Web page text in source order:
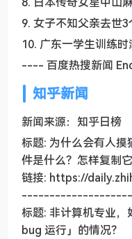
9. 女子不知父亲去世
10. 广东一学生训练
---- 百度热搜新闻
知乎新闻
新闻来源：知乎日榜
标题: 为什么会有人
件是什么？怎样复制它
链接: https://
标题: 非计算机专业
bug 运行」的情况？